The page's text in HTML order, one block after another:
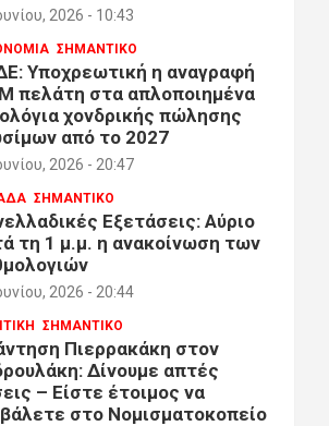
2026 - 10:43
ΣΗΜΑΝΤΙΚΟ
Υποχρεωτική η αναγραφή
πελάτη στα απλοποιημένα
χονδρικής πώλησης
από το 2027
2026 - 20:47
ΣΗΜΑΝΤΙΚΟ
Εξετάσεις: Αύριο
τη 1 μ.μ. η ανακοίνωση των
2026 - 20:44
ΣΗΜΑΝΤΙΚΟ
Πιερρακάκη στον
Δίνουμε απτές
– Είστε έτοιμος να
στο Νομισματοκοπείο